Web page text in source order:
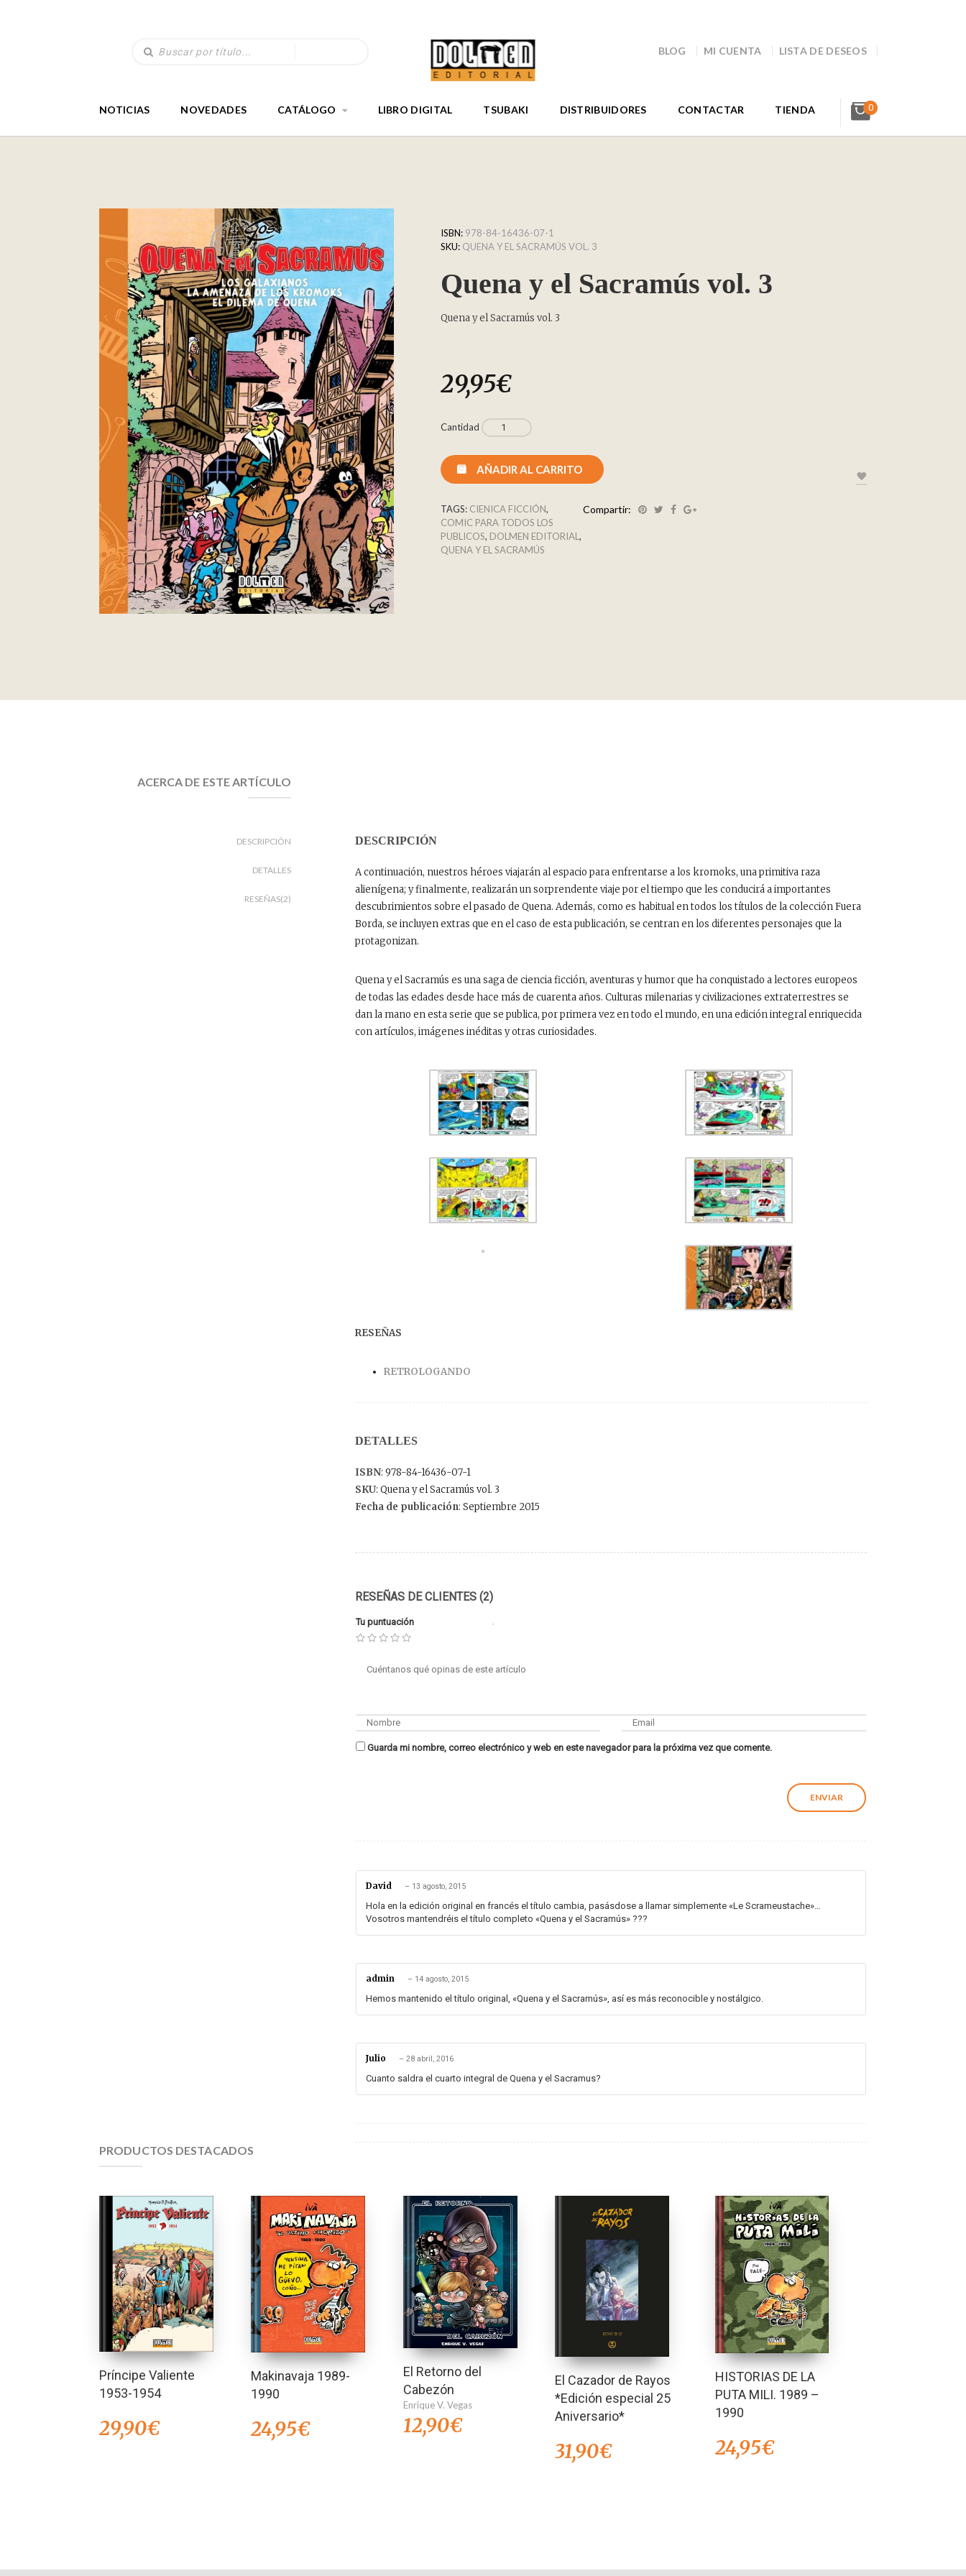
BLOG MI CUENTA LISTA DE DESEOS
NOTICIAS NOVEDADES CATÁLOGO LIBRO DIGITAL TSUBAKI DISTRIBUIDORES CONTACTAR TIENDA 0
ISBN: 978-84-16436-07-1
SKU: QUENA Y EL SACRAMÚS VOL. 3
Quena y el Sacramús vol. 3
Quena y el Sacramús vol. 3
29,95€
Cantidad
AÑADIR AL CARRITO
TAGS: CIENICA FICCIÓN,
COMIC PARA TODOS LOS
PUBLICOS, DOLMEN EDITORIAL ,
QUENA Y EL SACRAMÚS
Compartir:
ACERCA DE ESTE ARTÍCULO
DESCRIPCIÓN
DETALLES
RESEÑAS(2)
DESCRIPCIÓN
A continuación, nuestros héroes viajarán al espacio para enfrentarse a los kromoks, una primitiva raza
alienígena; y finalmente, realizarán un sorprendente viaje por el tiempo que les conducirá a importantes
descubrimientos sobre el pasado de Quena. Además, como es habitual en todos los títulos de la colección Fuera
Borda, se incluyen extras que en el caso de esta publicación, se centran en los diferentes personajes que la
protagonizan.
Quena y el Sacramús es una saga de ciencia ficción, aventuras y humor que ha conquistado a lectores europeos
de todas las edades desde hace más de cuarenta años. Culturas milenarias y civilizaciones extraterrestres se
dan la mano en esta serie que se publica, por primera vez en todo el mundo, en una edición integral enriquecida
con artículos, imágenes inéditas y otras curiosidades.
RESEÑAS
RETROLOGANDO
DETALLES
ISBN: 978-84-16436-07-1
SKU: Quena y el Sacramús vol. 3
Fecha de publicación: Septiembre 2015
RESEÑAS DE CLIENTES (2)
Tu puntuación
Guarda mi nombre, correo electrónico y web en este navegador para la próxima vez que comente.
David – 13 agosto, 2015
Hola en la edición original en francés el título cambia, pasásdose a llamar simplemente «Le Scrameustache»…
Vosotros mantendréis el título completo «Quena y el Sacramús» ???
admin – 14 agosto, 2015
Hemos mantenido el título original, «Quena y el Sacramús», así es más reconocible y nostálgico.
Julio – 28 abril, 2016
Cuanto saldra el cuarto integral de Quena y el Sacramus?
PRODUCTOS DESTACADOS
Príncipe Valiente
1953-1954
29,90€
Makinavaja 1989-
1990
24,95€
El Retorno del
Cabezón
Enrique V. Vegas
12,90€
El Cazador de Rayos
*Edición especial 25
Aniversario*
31,90€
HISTORIAS DE LA
PUTA MILI. 1989 –
1990
24,95€